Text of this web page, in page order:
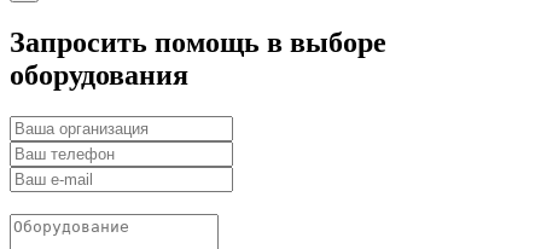
Запросить помощь в выборе
оборудования